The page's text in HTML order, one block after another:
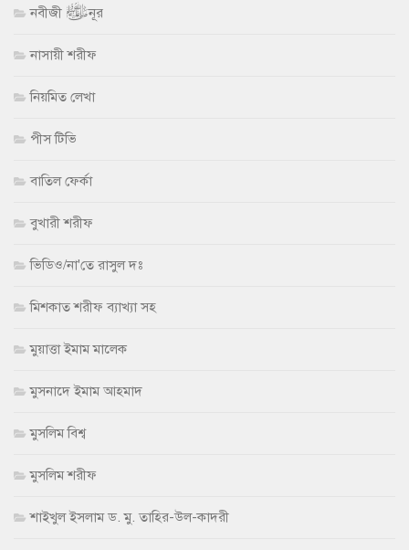
নবীজী ﷺ নূর
নাসায়ী শরীফ
নিয়মিত লেখা
পীস টিভি
বাতিল ফের্কা
বুখারী শরীফ
ভিডিও/না'তে রাসুল দঃ
মিশকাত শরীফ ব্যাখ্যা সহ
মুয়াত্তা ইমাম মালেক
মুসনাদে ইমাম আহমাদ
মুসলিম বিশ্ব
মুসলিম শরীফ
শাইখুল ইসলাম ড. মু. তাহির-উল-কাদরী